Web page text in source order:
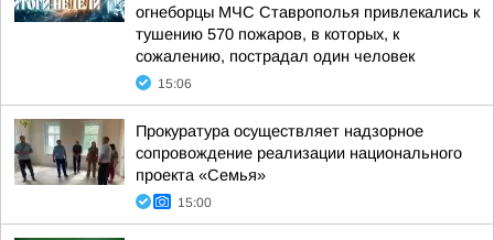
огнеборцы МЧС Ставрополья привлекались к
тушению 570 пожаров, в которых, к
сожалению, пострадал один человек
15:06
Прокуратура осуществляет надзорное
сопровождение реализации национального
проекта «Семья»
15:00